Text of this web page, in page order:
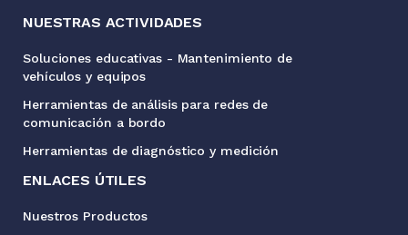
NUESTRAS ACTIVIDADES
Soluciones educativas - Mantenimiento de
vehículos y equipos
Herramientas de análisis para redes de
comunicación a bordo
Herramientas de diagnóstico y medición
ENLACES ÚTILES
Nuestros Productos